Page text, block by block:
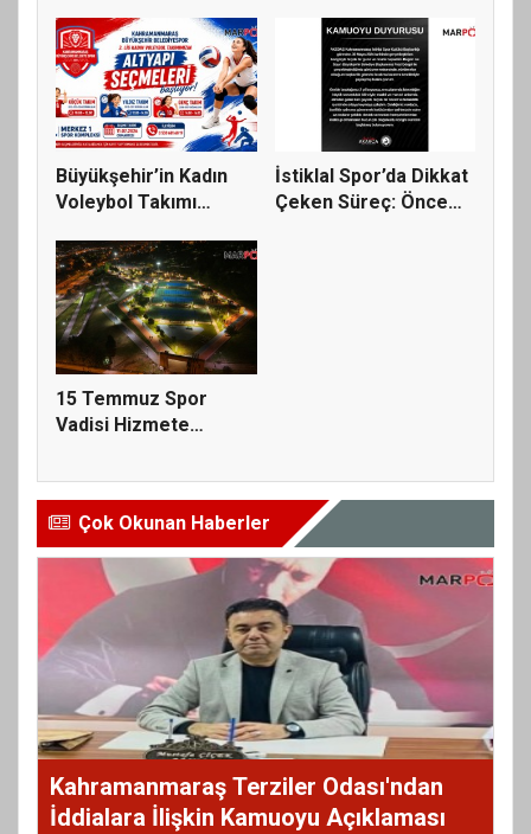
Büyükşehir’in Kadın
Voleybol Takımı
İstiklal Spor’da Dikkat
Çeken Süreç: Önce
15 Temmuz Spor
Vadisi Hizmete
Çok Okunan Haberler
Kahramanmaraş Terziler Odası'ndan
İddialara İlişkin Kamuoyu Açıklaması